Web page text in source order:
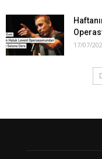
17/07/